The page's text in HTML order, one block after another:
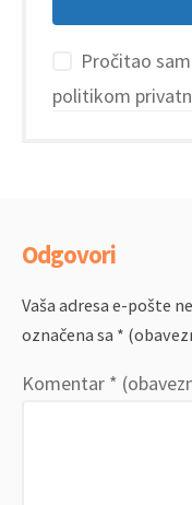
Pročitao
politikom
Odgovori
Vaša adresa e-pošte
označena sa *
Komentar *